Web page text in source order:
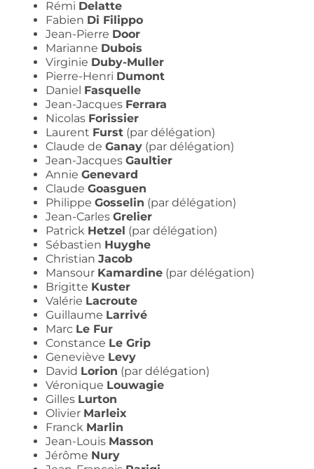
Rémi Delatte
Fabien Di Filippo
Jean-Pierre Door
Marianne Dubois
Virginie Duby-Muller
Pierre-Henri Dumont
Daniel Fasquelle
Jean-Jacques Ferrara
Nicolas Forissier
Laurent Furst (par délégation)
Claude de Ganay (par délégation)
Jean-Jacques Gaultier
Annie Genevard
Claude Goasguen
Philippe Gosselin (par délégation)
Jean-Carles Grelier
Patrick Hetzel (par délégation)
Sébastien Huyghe
Christian Jacob
Mansour Kamardine (par délégation)
Brigitte Kuster
Valérie Lacroute
Guillaume Larrivé
Marc Le Fur
Constance Le Grip
Geneviève Levy
David Lorion (par délégation)
Véronique Louwagie
Gilles Lurton
Olivier Marleix
Franck Marlin
Jean-Louis Masson
Jérôme Nury